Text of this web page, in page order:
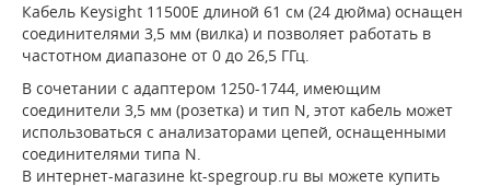
Кабель Keysight 11500E длиной 61 см (24 дюйма) оснащен
соединителями 3,5 мм (вилка) и позволяет работать в
частотном диапазоне от 0 до 26,5 ГГц.
В сочетании с адаптером 1250-1744, имеющим
соединители 3,5 мм (розетка) и тип N, этот кабель может
использоваться с анализаторами цепей, оснащенными
соединителями типа N.
В интернет-магазине kt-spegroup.ru вы можете купить